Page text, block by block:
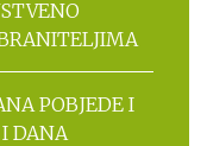
POBJEDE I
DANA